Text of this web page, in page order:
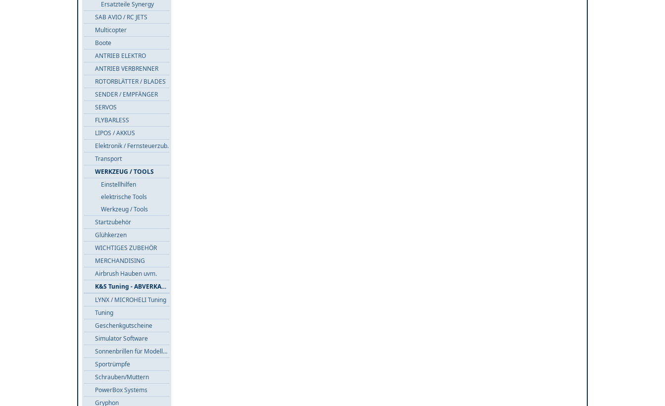
Ersatzteile Synergy
SAB AVIO / RC JETS
Multicopter
Boote
ANTRIEB ELEKTRO
ANTRIEB VERBRENNER
ROTORBLÄTTER / BLADES
SENDER / EMPFÄNGER
SERVOS
FLYBARLESS
LIPOS / AKKUS
Elektronik / Fernsteuerzub.
Transport
WERKZEUG / TOOLS
Einstellhilfen
elektrische Tools
Werkzeug / Tools
Startzubehör
Glühkerzen
WICHTIGES ZUBEHÖR
MERCHANDISING
Airbrush Hauben uvm.
K&S Tuning - ABVERKAUF
LYNX / MICROHELI Tuning
Tuning
Geschenkgutscheine
Simulator Software
Sonnenbrillen für Modellflieger
Sportrümpfe
Schrauben/Muttern
PowerBox Systems
Gryphon